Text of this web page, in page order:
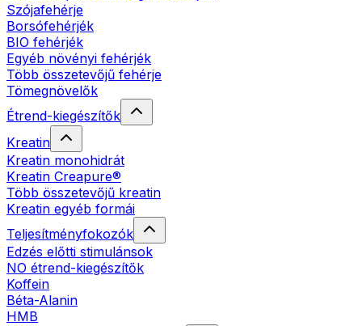
Szójafehérje
Borsófehérjék
BIO fehérjék
Egyéb növényi fehérjék
Több összetevőjű fehérje
Tömegnövelők
Étrend-kiegészítők
Kreatin
Kreatin monohidrát
Kreatin Creapure®
Több összetevőjű kreatin
Kreatin egyéb formái
Teljesítményfokozók
Edzés előtti stimulánsok
NO étrend-kiegészítők
Koffein
Béta-Alanin
HMB